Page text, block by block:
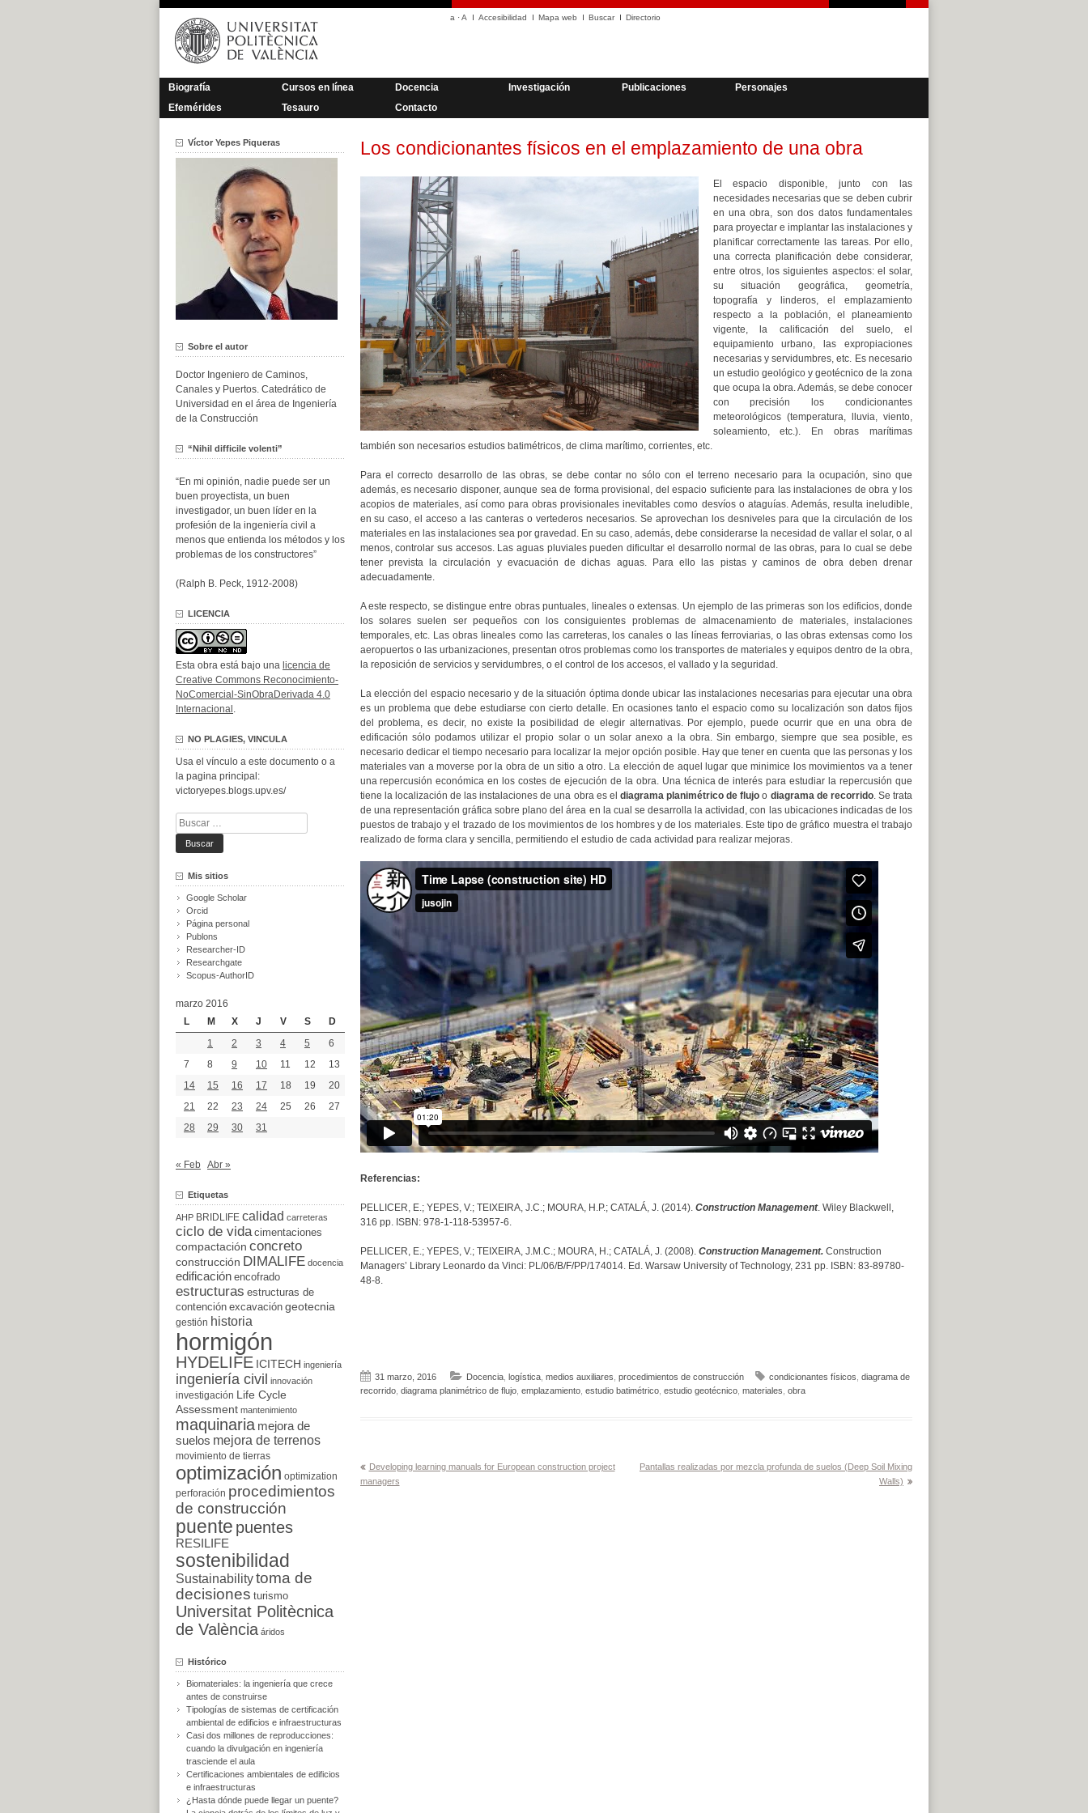
Saltar
contenido
a ·A Accesibilidad Mapa web Buscar Directorio
Biografía Cursos en línea Docencia Investigación Publicaciones
Personajes
Efemérides
Tesauro Contacto
Los condicionantes físicos en el emplazamiento de una obra
El espacio disponible, junto con las
necesidades necesarias que se deben cubrir
en una obra, son dos datos fundamentales
para proyectar e implantar las instalaciones y
planificar correctamente las tareas. Por ello,
una correcta planificación debe considerar,
entre otros, los siguientes aspectos: el solar,
su situación geográfica, geometría,
topografía y linderos, el emplazamiento
respecto a la población, el planeamiento
vigente, la calificación del suelo, el
equipamiento urbano, las expropiaciones
necesarias y servidumbres, etc. Es necesario
un estudio geológico y geotécnico de la zona
que ocupa la obra. Además, se debe conocer
con precisión los condicionantes
meteorológicos (temperatura, lluvia, viento,
soleamiento, etc.). En obras marítimas
también son necesarios estudios batimétricos, de clima marítimo, corrientes, etc.
Para el correcto desarrollo de las obras, se debe contar no sólo con el terreno necesario para la ocupación, sino que
además, es necesario disponer, aunque sea de forma provisional, del espacio suficiente para las instalaciones de obra y los
acopios de materiales, así como para obras provisionales inevitables como desvíos o ataguías. Además, resulta ineludible,
en su caso, el acceso a las canteras o vertederos necesarios. Se aprovechan los desniveles para que la circulación de los
materiales en las instalaciones sea por gravedad. En su caso, además, debe considerarse la necesidad de vallar el solar, o al
menos, controlar sus accesos. Las aguas pluviales pueden dificultar el desarrollo normal de las obras, para lo cual se debe
tener prevista la circulación y evacuación de dichas aguas. Para ello las pistas y caminos de obra deben drenar
adecuadamente.
A este respecto, se distingue entre obras puntuales, lineales o extensas. Un ejemplo de las primeras son los edificios, donde
los solares suelen ser pequeños con los consiguientes problemas de almacenamiento de materiales, instalaciones
temporales, etc. Las obras lineales como las carreteras, los canales o las líneas ferroviarias, o las obras extensas como los
aeropuertos o las urbanizaciones, presentan otros problemas como los transportes de materiales y equipos dentro de la obra,
la reposición de servicios y servidumbres, o el control de los accesos, el vallado y la seguridad.
La elección del espacio necesario y de la situación óptima donde ubicar las instalaciones necesarias para ejecutar una obra
es un problema que debe estudiarse con cierto detalle. En ocasiones tanto el espacio como su localización son datos fijos
del problema, es decir, no existe la posibilidad de elegir alternativas. Por ejemplo, puede ocurrir que en una obra de
edificación sólo podamos utilizar el propio solar o un solar anexo a la obra. Sin embargo, siempre que sea posible, es
necesario dedicar el tiempo necesario para localizar la mejor opción posible. Hay que tener en cuenta que las personas y los
materiales van a moverse por la obra de un sitio a otro. La elección de aquel lugar que minimice los movimientos va a tener
una repercusión económica en los costes de ejecución de la obra. Una técnica de interés para estudiar la repercusión que
tiene la localización de las instalaciones de una obra es el diagrama planimétrico de flujo o diagrama de recorrido. Se trata
de una representación gráfica sobre plano del área en la cual se desarrolla la actividad, con las ubicaciones indicadas de los
puestos de trabajo y el trazado de los movimientos de los hombres y de los materiales. Este tipo de gráfico muestra el trabajo
realizado de forma clara y sencilla, permitiendo el estudio de cada actividad para realizar mejoras.
Referencias:
PELLICER, E.; YEPES, V.; TEIXEIRA, J.C.; MOURA, H.P.; CATALÁ, J. (2014). Construction Management. Wiley Blackwell,
316 pp. ISBN: 978-1-118-53957-6.
PELLICER, E.; YEPES, V.; TEIXEIRA, J.M.C.; MOURA, H.; CATALÁ, J. (2008). Construction Management.Construction
Managers’ Library Leonardo da Vinci: PL/06/B/F/PP/174014. Ed. Warsaw University of Technology, 231 pp. ISBN: 83-89780-
48-8.
31 marzo, 2016 Docencia, logística, medios auxiliares procedimientos de construcción condicionantes físicos diagrama de
recorrido, diagrama planimétrico de flujo, emplazamiento, estudio batimétrico, estudio geotécnico, materiales obra
Navegación
de
Developing learning manuals for European construction project
managers
Pantallas realizadas por mezcla profunda de suelos (Deep Soil Mixing
Walls)
Víctor Yepes Piqueras
Sobre el autor
Doctor Ingeniero de Caminos,
Canales y Puertos. Catedrático de
Universidad en el área de Ingeniería
de la Construcción
“Nihil difficile volenti”
“En mi opinión, nadie puede ser un
buen proyectista, un buen
investigador, un buen líder en la
profesión de la ingeniería civil a
menos que entienda los métodos y los
problemas de los constructores”
(Ralph B. Peck, 1912-2008)
LICENCIA
Esta obra está bajo una licencia de
Creative Commons Reconocimiento-
NoComercial-SinObraDerivada 4.0
Internacional .
NO PLAGIES, VINCULA
Usa el vínculo a este documento o a
la pagina principal:
victoryepes.blogs.upv.es/
Buscar:
Mis sitios
Google Scholar
Orcid
Página personal
Publons
Researcher-ID
Researchgate
Scopus-AuthorID
marzo 2016
L
M X J V S
D
1
2 3 4 5
6
7
8 9 10 11 12
13
14
15 16 17 18 19
20
21
22 23 24 25 26
27
28
29 30 31
« Feb Abr »
Etiquetas
AHP BRIDLIFE calidad carreteras
ciclo de vida cimentaciones
compactación concreto
construcción DIMALIFE docencia
edificación encofrado
estructuras estructuras de
contención excavación geotecnia
gestión historia
hormigón
HYDELIFE ICITECH ingeniería
ingeniería civil innovación
investigación
Life Cycle
Assessment mantenimiento
maquinaria mejora de
suelos mejora de terrenos
movimiento de tierras
optimización optimization
perforación procedimientos
de construcción
puente puentes
RESILIFE
sostenibilidad
Sustainabilitytoma de
decisiones turismo
Universitat Politècnica
de València áridos
Histórico
Biomateriales: la ingeniería que crece
antes de construirse
Tipologías de sistemas de certificación
ambiental de edificios e infraestructuras
Casi dos millones de reproducciones:
cuando la divulgación en ingeniería
trasciende el aula
Certificaciones ambientales de edificios
e infraestructuras
¿Hasta dónde puede llegar un puente?